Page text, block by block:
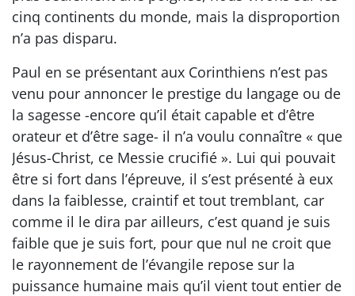
cinq continents du monde, mais la disproportion
n’a pas disparu.
Paul en se présentant aux Corinthiens n’est pas
venu pour annoncer le prestige du langage ou de
la sagesse -encore qu’il était capable et d’être
orateur et d’être sage- il n’a voulu connaître « que
Jésus-Christ, ce Messie crucifié ». Lui qui pouvait
être si fort dans l’épreuve, il s’est présenté à eux
dans la faiblesse, craintif et tout tremblant, car
comme il le dira par ailleurs, c’est quand je suis
faible que je suis fort, pour que nul ne croit que
le rayonnement de l’évangile repose sur la
puissance humaine mais qu’il vient tout entier de